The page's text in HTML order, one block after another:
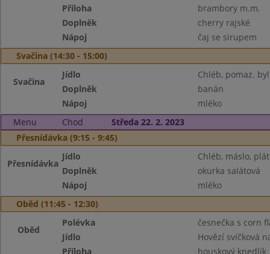
Příloha
brambory m.m.
Doplněk
cherry rajské
Nápoj
čaj se sirupem
Svačina (14:30 - 15:00)
Svačina
Jídlo
Chléb, pomaz.
Doplněk
banán
Nápoj
mléko
Menu
Chod
Středa 22. 2. 2023
Přesnídávka (9:15 - 9:45)
Přesnídávka
Jídlo
Chléb, máslo,
Doplněk
okurka salátová
Nápoj
mléko
Oběd (11:45 - 12:30)
Oběd
Polévka
česnečka s corn
Jídlo
Hovězí svíčková
Příloha
houskový knedlík